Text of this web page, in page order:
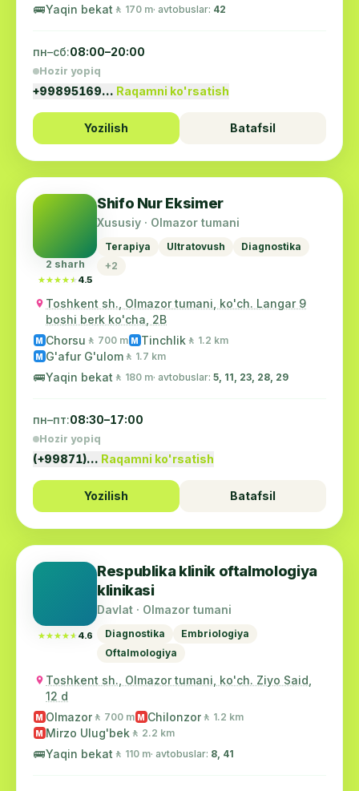
🚌Yaqin bekat 🚶 170 m· avtobuslar: 42
пн–сб:08:00–20:00
Hozir yopiq
+99895169… Raqamni ko'rsatish
Yozilish Batafsil
2 sharh
★★★★★
★★★★★ 4.5
Shifo Nur Eksimer
Xususiy · Olmazor tumani
Terapiya Ultratovush
Diagnostika
+2
Toshkent sh., Olmazor tumani, ko'ch. Langar 9
boshi berk ko'cha, 2B
M Chorsu 🚶 700 m M Tinchlik 🚶 1.2 km
M G'afur G'ulom 🚶 1.7 km
🚌Yaqin bekat 🚶 180 m· avtobuslar: 5, 11, 23, 28, 29
пн–пт:08:30–17:00
Hozir yopiq
(+99871)… Raqamni ko'rsatish
Yozilish Batafsil
★★★★★
★★★★★ 4.6
Respublika klinik oftalmologiya
klinikasi
Davlat · Olmazor tumani
Diagnostika
Embriologiya
Oftalmologiya
Toshkent sh., Olmazor tumani, ko'ch. Ziyo Said,
12 d
M Olmazor 🚶 700 m M Chilonzor 🚶 1.2 km
M Mirzo Ulug'bek 🚶 2.2 km
🚌Yaqin bekat 🚶 110 m· avtobuslar: 8, 41